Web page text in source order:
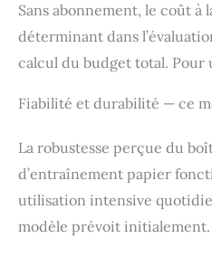
Sans abonnement, le coût à
déterminant dans
calcul du budget total. Pour
Fiabilité et durabilité — ce
La robustesse perçue du
d’entraînement papier
utilisation intensive
modèle prévoit initialement.